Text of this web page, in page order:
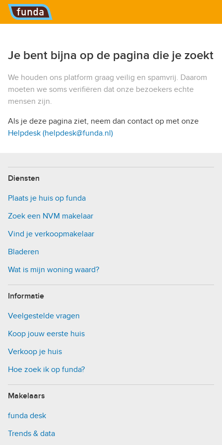
Hoofdmenu
Je bent bijna op de pagina die je zoekt
We houden ons platform graag veilig en spamvrij. Daarom
moeten we soms verifiëren dat onze bezoekers echte
mensen zijn.
Als je deze pagina ziet, neem dan contact op met onze
Helpdesk (helpdesk@funda.nl)
Diensten
Plaats je huis op funda
Zoek een NVM makelaar
Vind je verkoopmakelaar
Bladeren
Wat is mijn woning waard?
Informatie
Veelgestelde vragen
Koop jouw eerste huis
Verkoop je huis
Hoe zoek ik op funda?
Makelaars
funda desk
Trends & data